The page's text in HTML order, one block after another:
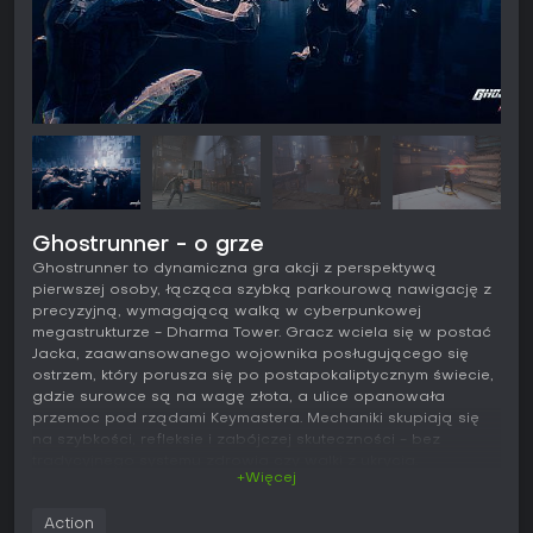
Ghostrunner - o grze
Ghostrunner to dynamiczna gra akcji z perspektywą
pierwszej osoby, łącząca szybką parkourową nawigację z
precyzyjną, wymagającą walką w cyberpunkowej
megastrukturze - Dharma Tower. Gracz wciela się w postać
Jacka, zaawansowanego wojownika posługującego się
ostrzem, który porusza się po postapokaliptycznym świecie,
gdzie surowce są na wagę złota, a ulice opanowała
przemoc pod rządami Keymastera. Mechaniki skupiają się
na szybkości, refleksie i zabójczej skuteczności - bez
+Więcej
Action